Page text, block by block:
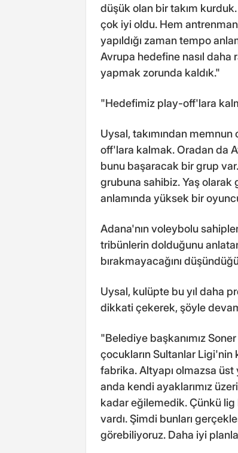
düşük olan bir takım
çok iyi oldu. Hem
yapıldığı zaman tempo
Avrupa hedefine nasıl
yapmak zorunda kaldık."
"Hedefimiz play-off'lara
Uysal, takımından
off'lara kalmak. Oradan da
bunu başaracak bir grup
grubuna sahibiz. Yaş olarak
anlamında yüksek bir
Adana'nın voleybolu
tribünlerin dolduğunu
bırakmayacağını
Uysal, kulüpte bu yıl daha
dikkati çekerek, şöyle
"Belediye başkanımız
çocukların Sultanlar Ligi'nin
fabrika. Altyapı olmazsa üst
anda kendi ayaklarımız
kadar eğilemedik. Çünkü lig
vardı. Şimdi bunları
görebiliyoruz. Daha iyi